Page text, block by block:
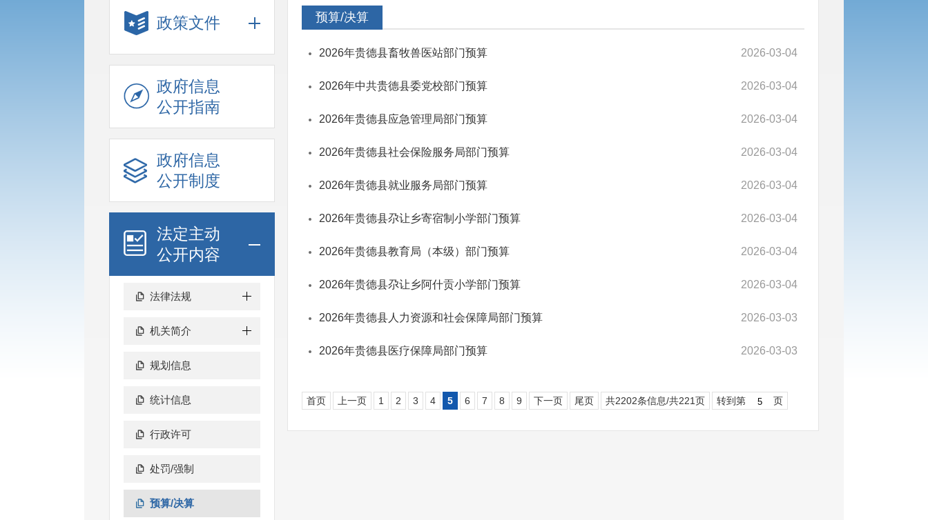
政策文件
政府信息
公开指南
政府信息
公开制度
法定主动
公开内容
法律法规
机关简介
规划信息
统计信息
行政许可
处罚/强制
预算/决算
预算/决算
2026-03-04
2026年贵德县畜牧兽医站部门预算
2026-03-04
2026年中共贵德县委党校部门预算
2026-03-04
2026年贵德县应急管理局部门预算
2026-03-04
2026年贵德县社会保险服务局部门预算
2026-03-04
2026年贵德县就业服务局部门预算
2026-03-04
2026年贵德县尕让乡寄宿制小学部门预算
2026-03-04
2026年贵德县教育局（本级）部门预算
2026-03-04
2026年贵德县尕让乡阿什贡小学部门预算
2026-03-03
2026年贵德县人力资源和社会保障局部门预算
2026-03-03
2026年贵德县医疗保障局部门预算
首页 上一页 1 2 3 4 5 6 7 8 9 下一页 尾页 共2202条信息/共221页 转到第 页